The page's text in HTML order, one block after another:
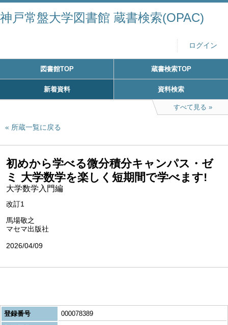
神戸常盤大学図書館 蔵書検索(OPAC)
ログイン
図書館TOP 蔵書検索TOP
新着資料 資料検索
すべて見る
所蔵一覧に戻る
初めから学べる微分積分キャンパス・ゼ
ミ 大学数学を楽しく短期間で学べます!
大学数学入門編
改訂1
馬場敬之
マセマ出版社
2026/04/09
登録番号
000078389